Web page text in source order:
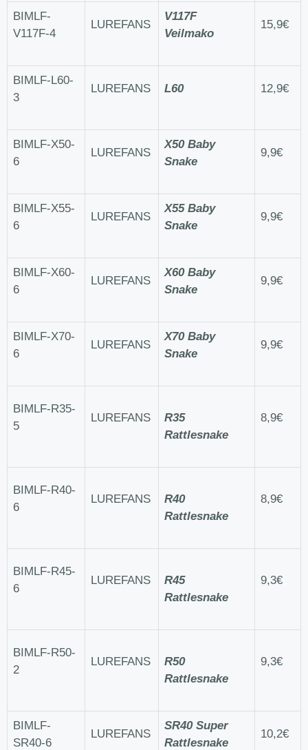
BIMLF-
V117F-4
LUREFANS
V117F
Veilmako
15,9€
BIMLF-L60-
3
LUREFANS L60 12,9€
BIMLF-X50-
6
LUREFANS
X50 Baby
Snake
9,9€
BIMLF-X55-
6
LUREFANS
X55 Baby
Snake
9,9€
BIMLF-X60-
6
LUREFANS
X60 Baby
Snake
9,9€
BIMLF-X70-
6
LUREFANS
X70 Baby
Snake
9,9€
BIMLF-R35-
5
LUREFANS
R35
Rattlesnake
8,9€
BIMLF-R40-
6
LUREFANS
R40
Rattlesnake
8,9€
BIMLF-R45-
6
LUREFANS
R45
Rattlesnake
9,3€
BIMLF-R50-
2
LUREFANS
R50
Rattlesnake
9,3€
BIMLF-
SR40-6
LUREFANS
SR40 Super
Rattlesnake
10,2€